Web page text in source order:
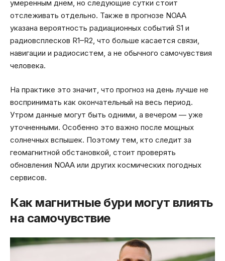
умеренным днем, но следующие сутки стоит
отслеживать отдельно. Также в прогнозе NOAA
указана вероятность радиационных событий S1 и
радиовсплесков R1–R2, что больше касается связи,
навигации и радиосистем, а не обычного самочувствия
человека.
На практике это значит, что прогноз на день лучше не
воспринимать как окончательный на весь период.
Утром данные могут быть одними, а вечером — уже
уточненными. Особенно это важно после мощных
солнечных вспышек. Поэтому тем, кто следит за
геомагнитной обстановкой, стоит проверять
обновления NOAA или других космических погодных
сервисов.
Как магнитные бури могут влиять
на самочувствие